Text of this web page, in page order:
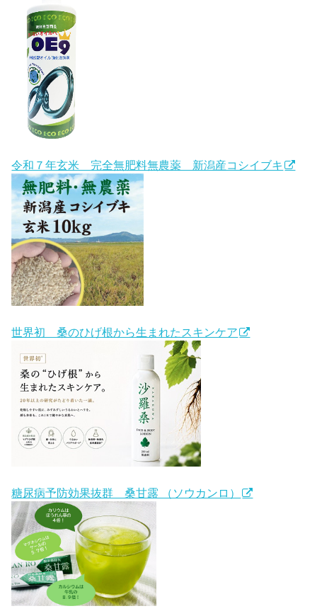
令和７年玄米 完全無肥料無農薬 新潟産コシイブキ
世界初 桑のひげ根から生まれたスキンケア
糖尿病予防効果抜群 桑甘露 （ソウカンロ）